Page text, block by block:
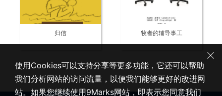
归信 牧者的辅导事工
使用Cookies可以支持分享等更多功能，它还可以帮助
我们分析网站的访问流量，以便我们能够更好的改进网
站。如果您继续使用9Marks网站，即表示您同意我们